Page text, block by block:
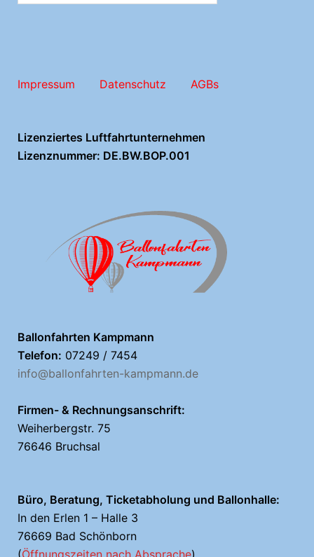
Impressum Datenschutz AGBs
Lizenziertes Luftfahrtunternehmen
Lizenznummer: DE.BW.BOP.001
Ballonfahrten Kampmann
Telefon: 07249 / 7454
info@ballonfahrten-kampmann.de
Firmen- & Rechnungsanschrift:
Weiherbergstr. 75
76646 Bruchsal
Büro, Beratung, Ticketabholung und Ballonhalle:
In den Erlen 1 – Halle 3
76669 Bad Schönborn
(Öffnungszeiten nach Absprache)